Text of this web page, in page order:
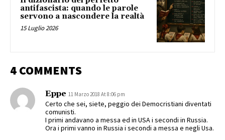
antifascista: quando le parole
servono a nascondere la realtà
15 Luglio 2026
4 COMMENTS
Eppe 11 Marzo 2018 At 8:06 pm
Certo che sei, siete, peggio dei Democristiani diventati
comunisti.
I primi andavano a messa ed in USA i secondi in Russia.
Ora i primi vanno in Russia i secondi a messa e negli Usa.